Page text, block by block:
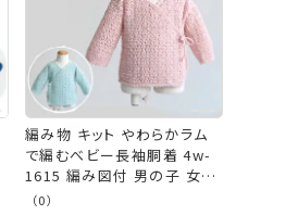
編み物 キット やわらかラム
で編むべビー長袖胴着 4w-
1615 編み図付 男の子 女の
子 手編みキット 手作りキット
（0）